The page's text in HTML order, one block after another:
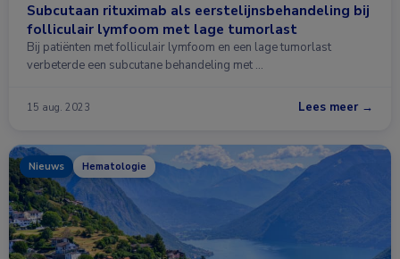
Subcutaan rituximab als eerstelijnsbehandeling bij
folliculair lymfoom met lage tumorlast
Bij patiënten met folliculair lymfoom en een lage tumorlast
verbeterde een subcutane behandeling met …
15 aug. 2023 Lees meer →
Nieuws Hematologie